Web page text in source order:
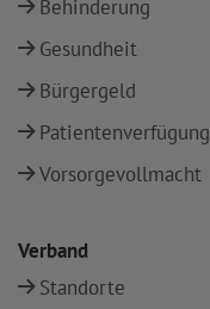
Behinderung
Gesundheit
Bürgergeld
Patientenverfügung
Vorsorgevollmacht
Verband
Standorte